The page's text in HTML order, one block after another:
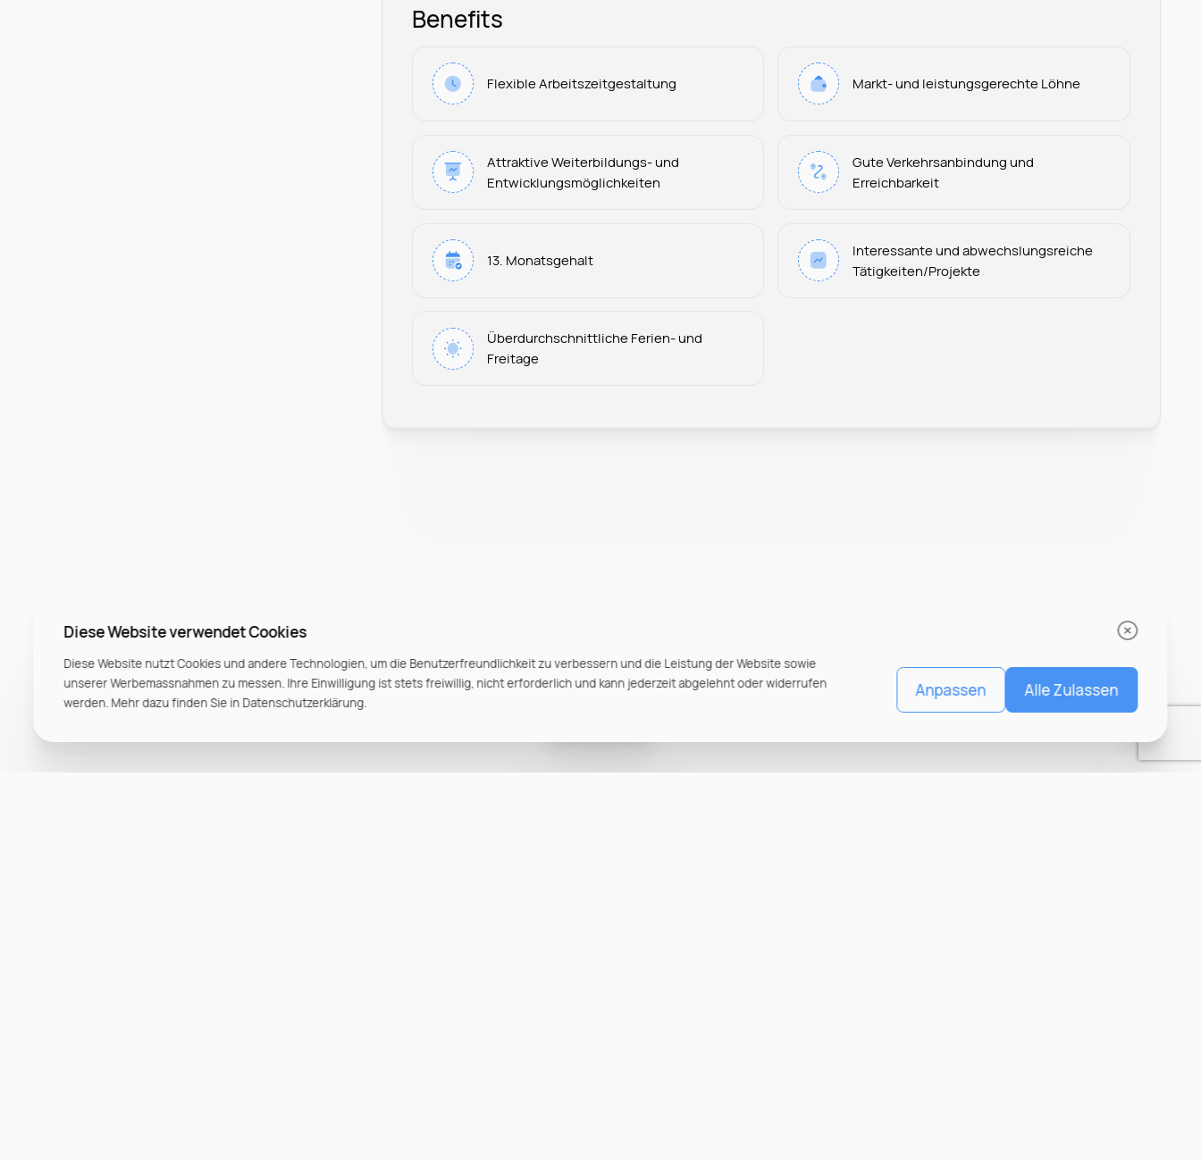
Benefits
Flexible Arbeitszeitgestaltung Markt- und leistungsgerechte Löhne
Attraktive Weiterbildungs- und
Entwicklungsmöglichkeiten
Gute Verkehrsanbindung und
Erreichbarkeit
13. Monatsgehalt
Interessante und abwechslungsreiche
Tätigkeiten/Projekte
Überdurchschnittliche Ferien- und
Freitage
Diese Website verwendet Cookies
Diese Website nutzt Cookies und andere Technologien, um die Benutzerfreundlichkeit zu verbessern und die Leistung der Website sowie
unserer Werbemassnahmen zu messen. Ihre Einwilligung ist stets freiwillig, nicht erforderlich und kann jederzeit abgelehnt oder widerrufen
werden. Mehr dazu finden Sie in Datenschutzerklärung.
Anpassen Alle Zulassen